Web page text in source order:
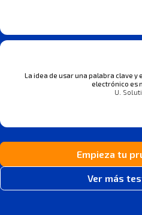
La idea de usar una palabra clave
electrónico es
U.
Empieza tu
Ver más